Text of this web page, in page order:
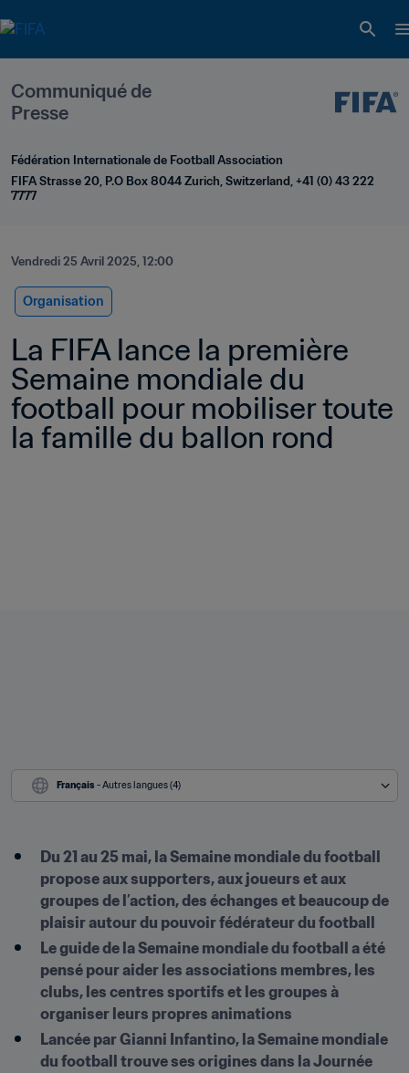
Communiqué de
Presse
Fédération Internationale de Football Association
FIFA Strasse 20, P.O Box 8044 Zurich, Switzerland, +41 (0) 43 222
7777
Vendredi 25 Avril 2025, 12:00
Organisation
La FIFA lance la première
Semaine mondiale du
football pour mobiliser toute
la famille du ballon rond
Français - Autres langues (4)
Du 21 au 25 mai, la Semaine mondiale du football
propose aux supporters, aux joueurs et aux
groupes de l’action, des échanges et beaucoup de
plaisir autour du pouvoir fédérateur du football
Le guide de la Semaine mondiale du football a été
pensé pour aider les associations membres, les
clubs, les centres sportifs et les groupes à
organiser leurs propres animations
Lancée par Gianni Infantino, la Semaine mondiale
du football trouve ses origines dans la Journée